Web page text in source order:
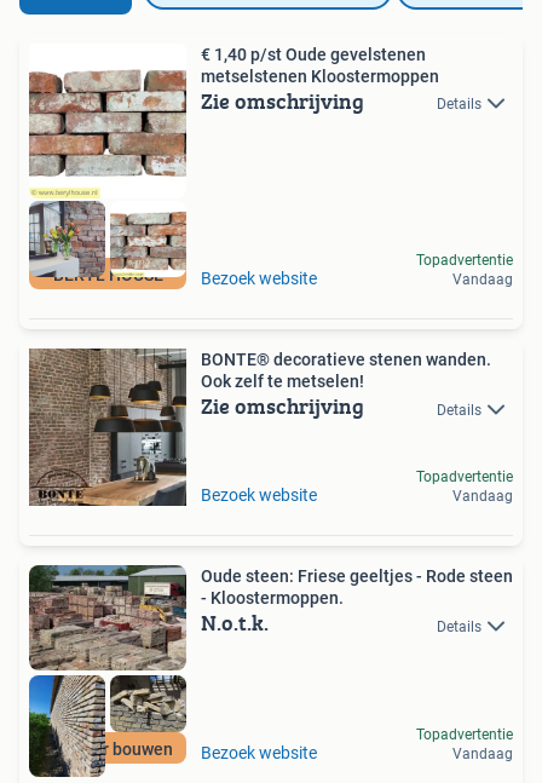
BERYL HOUSE
€ 1,40 p/st Oude gevelstenen
metselstenen Kloostermoppen
Zie omschrijving Details
Bezoek website
Topadvertentie
Vandaag
BONTE® decoratieve stenen wanden.
Ook zelf te metselen!
Zie omschrijving Details
Bezoek website
Topadvertentie
Vandaag
Circulair bouwen
Oude steen: Friese geeltjes - Rode steen
- Kloostermoppen.
N.o.t.k. Details
Bezoek website
Topadvertentie
Vandaag